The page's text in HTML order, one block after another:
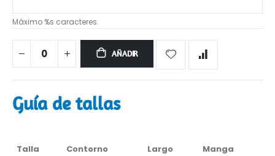
Máximo %s caracteres.
AÑADIR
Guía de tallas
Talla Contorno Largo Manga